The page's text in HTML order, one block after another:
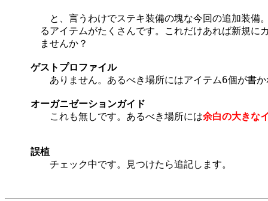
と、言うわけでステキ装備の塊な今回の追加装備
るアイテムがたくさんです。これだけあれば新規に
ませんか？
ゲストプロファイル
ありません。あるべき場所にはアイテム6個が書か
オーガニゼーションガイド
これも無しです。あるべき場所には余白の大きな
誤植
チェック中です。見つけたら追記します。